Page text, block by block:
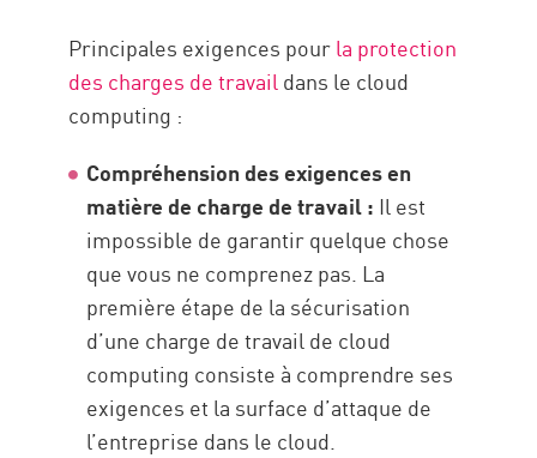
Principales exigences pourla protection
des charges de travaildans le cloud
computing :
Compréhension des exigences en
matière de charge de travail : Il est
impossible de garantir quelque chose
que vous ne comprenez pas. La
première étape de la sécurisation
d’une charge de travail de cloud
computing consiste à comprendre ses
exigences et la surface d’attaque de
l’entreprise dans le cloud.